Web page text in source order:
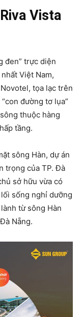
Vista
đen” trực diện
Việt Nam,
tọa lạc trên
đường tơ lụa”
thuộc hàng
tầng.
sông Hàn, dự án
trọng của TP. Đà
sở hữu vừa có
sống nghỉ dưỡng
từ sông Hàn
Nẵng.